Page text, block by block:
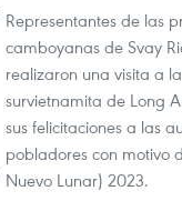
Representantes de las
camboyanas de Svay
realizaron una visita a
survietnamita de Long
sus felicitaciones a las
pobladores con motivo
Nuevo Lunar) 2023.